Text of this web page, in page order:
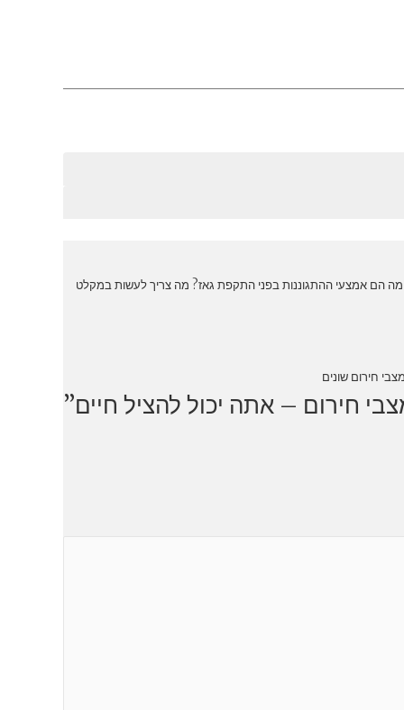
הם אמצעי ההתגוננות בפני התקפת גאז? מה צריך לעשות במקלט
חירום שונים